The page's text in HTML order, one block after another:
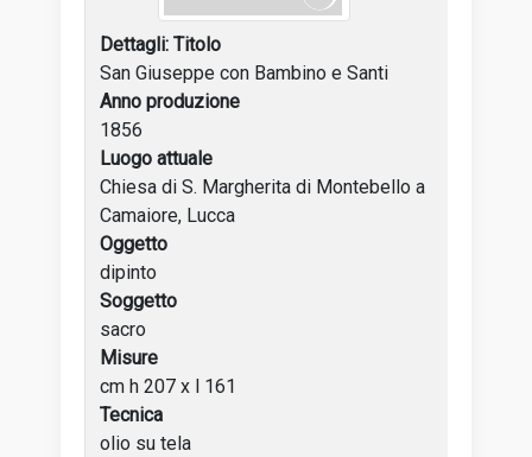
Titolo
San Giuseppe con Bambino e Santi
Anno produzione
1856
Luogo attuale
Chiesa di S. Margherita di Montebello a
Camaiore, Lucca
Oggetto
dipinto
Soggetto
sacro
Misure
cm h 207 x l 161
Tecnica
olio su tela